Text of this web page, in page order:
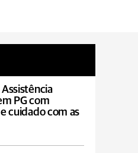
PG com
cuidado com as